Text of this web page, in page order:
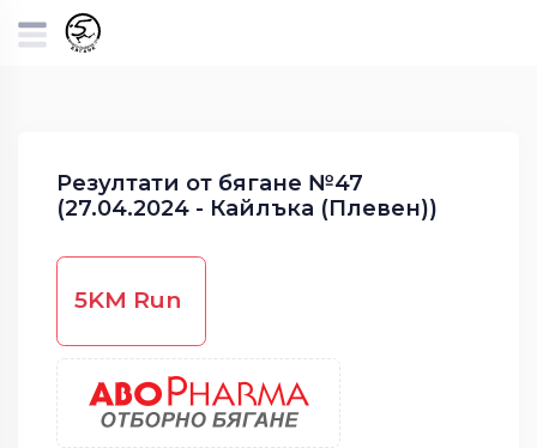
Резултати от бягане №47
(27.04.2024 - Кайлъка (Плевен))
5KM Run